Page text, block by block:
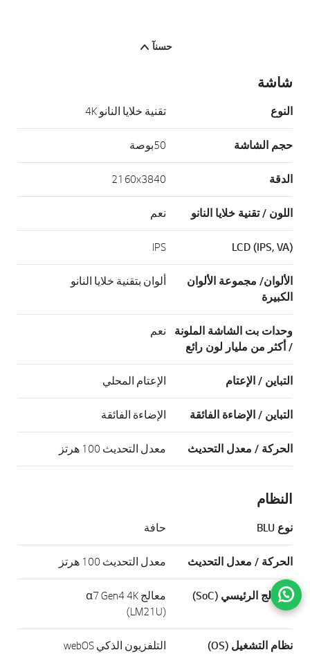
حسنآ
شاشة
النوع تقنية خلايا النانو ‎4K
حجم الشاشة 50بوصة
الدقة 2160x3840
اللون / تقنية خلايا النانو نعم
LCD (IPS, VA)
IPS
الألوان/ مجموعة الألوان
الكبيرة
ألوان بتقنية خلايا النانو
وحدات بت الشاشة الملونة
/ أكثر من مليار لون رائع
نعم
التباين / الإعتام الإعتام المحلي
التباين / الإضاءة الفائقة الإضاءة الفائقة
الحركة / معدل التحديث معدل التحديث 100 هرتز
النظام
نوع BLU حافة
الحركة / معدل التحديث معدل التحديث 100 هرتز
المعالج الرئيسي (SoC)
معالج α7 Gen4 4K
(LM21U)
نظام التشغيل (OS) التلفزيون الذكي webOS